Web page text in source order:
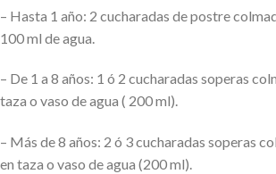
– Hasta 1 año: 2 cucharadas de postre
100 ml de agua.
– De 1 a 8 años: 1 ó 2 cucharadas soperas
taza o vaso de agua ( 200 ml).
– Más de 8 años: 2 ó 3 cucharadas soperas
en taza o vaso de agua (200 ml).